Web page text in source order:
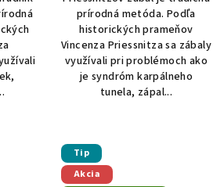
5
hviezdičiek.
prírodná metóda. Podľa
historických prameňov
Vincenza Priessnitza sa zábaly
využívali pri problémoch ako
je syndróm karpálneho
tunela, zápal...
Tip
Akcia